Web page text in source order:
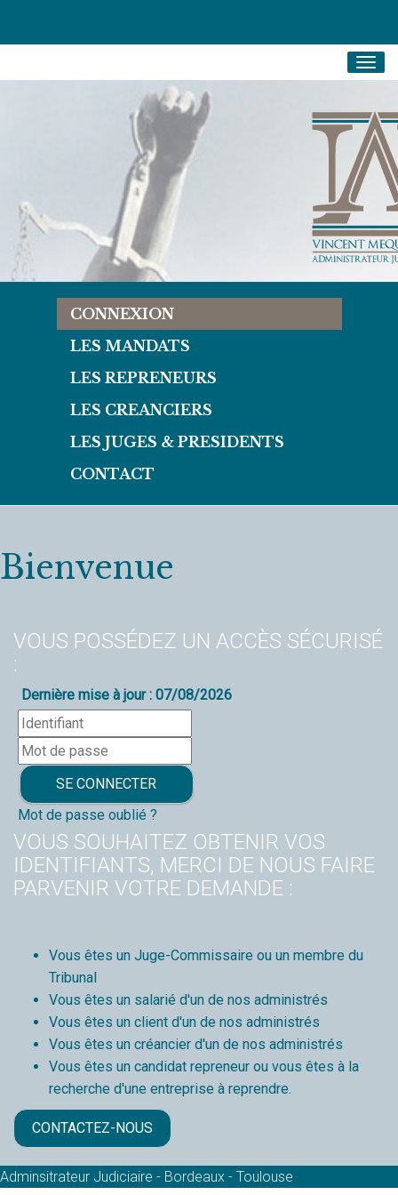
CONNEXION
LES MANDATS
LES REPRENEURS
LES CREANCIERS
LES JUGES & PRESIDENTS
CONTACT
Bienvenue
VOUS POSSÉDEZ UN ACCÈS SÉCURISÉ
:
Dernière mise à jour : 07/08/2026
Mot de passe oublié ?
VOUS SOUHAITEZ OBTENIR VOS
IDENTIFIANTS, MERCI DE NOUS FAIRE
PARVENIR VOTRE DEMANDE :
Vous êtes un Juge-Commissaire ou un membre du
Tribunal
Vous êtes un salarié d'un de nos administrés
Vous êtes un client d'un de nos administrés
Vous êtes un créancier d'un de nos administrés
Vous êtes un candidat repreneur ou vous êtes à la
recherche d'une entreprise à reprendre.
CONTACTEZ-NOUS
Adminsitrateur Judiciaire - Bordeaux - Toulouse